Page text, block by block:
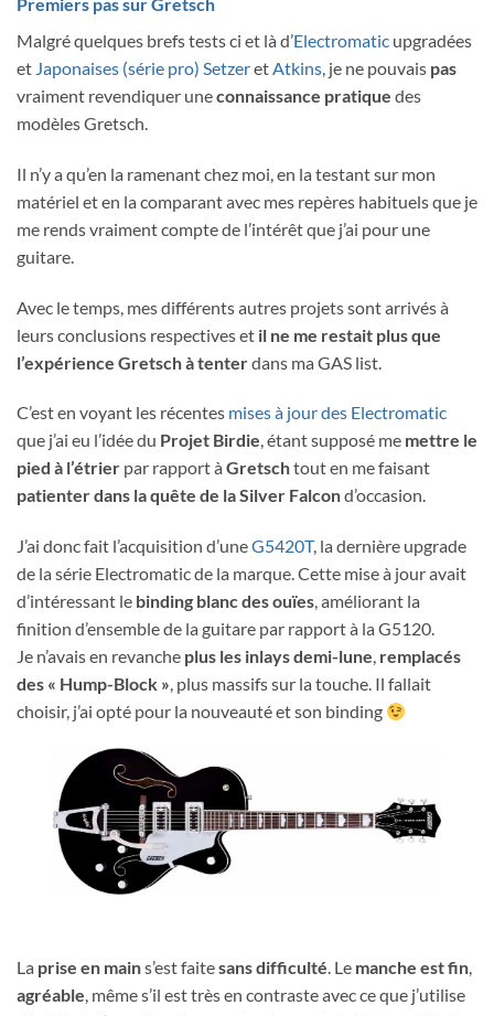
Malgré quelques brefs tests ci et là d’Electromatic upgradées
et Japonaises (série pro) SetzeretAtkins, je ne pouvais pas
vraiment revendiquer uneconnaissance pratique des
modèles Gretsch.
Il n’y a qu’en la ramenant chez moi, en la testant sur mon
matériel et en la comparant avec mes repères habituels que je
me rends vraiment compte de l’intérêt que j’ai pour une
guitare.
Avec le temps, mes différents autres projets sont arrivés à
leurs conclusions respectives et il ne me restait plus que
l’expérience Gretsch à tenterdans ma GAS list.
C’est en voyant les récentes mises à jour des Electromatic
que j’ai eu l’idée du Projet Birdie, étant supposé me mettre le
pied à l’étrier par rapport à Gretschtout en me faisant
patienter dans la quête de la Silver Falcond’occasion.
J’ai donc fait l’acquisition d’uneG5420T, la dernière upgrade
de la série Electromatic de la marque. Cette mise à jour avait
d’intéressant le binding blanc des ouïes, améliorant la
finition d’ensemble de la guitare par rapport à la G5120.
Je n’avais en revanche plus les inlays demi-lune, remplacés
des « Hump-Block », plus massifs sur la touche. Il fallait
choisir, j’ai opté pour la nouveauté et son binding
La prise en mains’est faitesans difficulté. Le manche est fin,
agréable, même s’il est très en contraste avec ce que j’utilise